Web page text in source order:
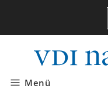
Menü